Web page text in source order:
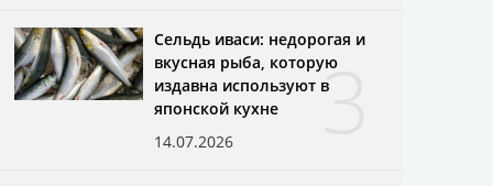
3
Сельдь иваси: недорогая и
вкусная рыба, которую
издавна используют в
японской кухне
14.07.2026